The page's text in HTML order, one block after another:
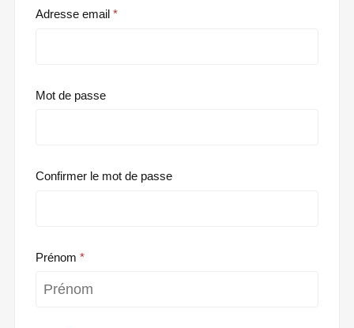
Adresse email
Mot de passe
Confirmer le mot de passe
Prénom